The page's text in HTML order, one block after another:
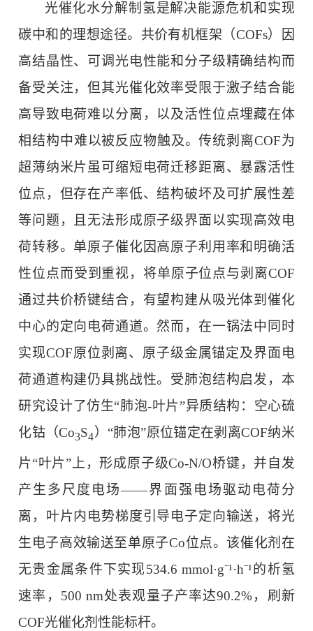
光催化水分解制氢是解决能源危机和实现
碳中和的理想途径。共价有机框架（COFs）因
高结晶性、可调光电性能和分子级精确结构而
备受关注，但其光催化效率受限于激子结合能
高导致电荷难以分离，以及活性位点埋藏在体
相结构中难以被反应物触及。传统剥离COF为
超薄纳米片虽可缩短电荷迁移距离、暴露活性
位点，但存在产率低、结构破坏及可扩展性差
等问题，且无法形成原子级界面以实现高效电
荷转移。单原子催化因高原子利用率和明确活
性位点而受到重视，将单原子位点与剥离COF
通过共价桥键结合，有望构建从吸光体到催化
中心的定向电荷通道。然而，在一锅法中同时
实现COF原位剥离、原子级金属锚定及界面电
荷通道构建仍具挑战性。受肺泡结构启发，本
研究设计了仿生“肺泡-叶片”异质结构：空心硫
化钴（Co3S4）“肺泡”原位锚定在剥离COF纳米
片“叶片”上，形成原子级Co-N/O桥键，并自发
产生多尺度电场——界面强电场驱动电荷分
离，叶片内电势梯度引导电子定向输送，将光
生电子高效输送至单原子Co位点。该催化剂在
无贵金属条件下实现534.6 mmol·g⁻¹·h⁻¹的析氢
速率，500 nm处表观量子产率达90.2%，刷新
COF光催化剂性能标杆。